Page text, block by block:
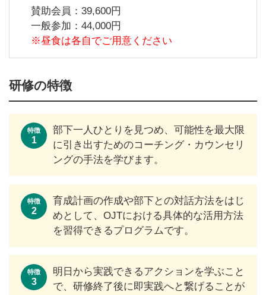
賛助会員： 39,600円
一般参加： 44,000円
※昼食は各自でご用意ください
研修の特徴
特徴
1
部下一人ひとりを見つめ、可能性を最大限
に引き出すためのコーチング・カウンセリ
ングの手法を学びます。
特徴
2
育成計画の作成や部下との対話方法をはじ
めとして、OJTにおける具体的な活用方法
を習得できるプログラムです。
特徴
3
明日から実践できるアクションを学ぶこと
で、研修終了後に即実践へと繋げることが